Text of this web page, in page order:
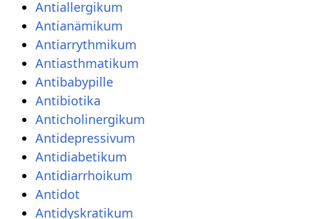
Antiallergikum
Antianämikum
Antiarrythmikum
Antiasthmatikum
Antibabypille
Antibiotika
Anticholinergikum
Antidepressivum
Antidiabetikum
Antidiarrhoikum
Antidot
Antidyskratikum